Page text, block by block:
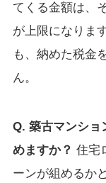
てくる金額は、
が上限になりま
も、納めた税金
ん。
Q. 築古マンショ
めますか？ 住宅
ーンが組めるか